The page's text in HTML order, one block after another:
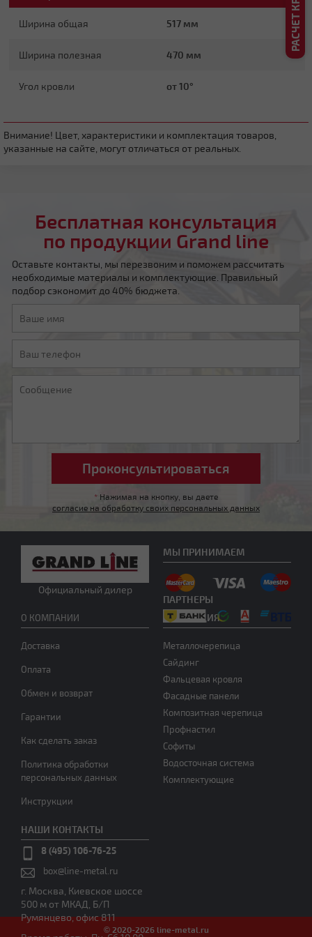
Ширина общая 517 мм
Ширина полезная 470 мм
Угол кровли от 10°
Внимание! Цвет, характеристики и комплектация товаров,
указанные на сайте, могут отличаться от реальных.
Бесплатная консультация
по продукции Grand line
Оставьте контакты, мы перезвоним и поможем рассчитать
необходимые материалы и комплектующие. Правильный
подбор сэкономит до 40% бюджета.
* Нажимая на кнопку, вы даете
согласие на обработку своих персональных данных
Официальный дилер
НАШИ КОНТАКТЫ
8 (495) 106-76-25
box@line-metal.ru
г. Москва, Киевское шоссе
500 м от МКАД, Б/П
Румянцево, офис 811
О КОМПАНИИ
Доставка
Оплата
Обмен и возврат
Гарантии
Как сделать заказ
Политика обработки
персональных данных
Инструкции
ПРОДУКЦИЯ
Металлочерепица
Сайдинг
Фальцевая кровля
Фасадные панели
Композитная черепица
Профнастил
Софиты
Водосточная система
Комплектующие
МЫ ПРИНИМАЕМ
ПАРТНЕРЫ
© 2020-2026 line-metal.ru
Четырехскатная вальмовая
Четырехскатная шатровая
Другой тип крыши
Нужна консультация